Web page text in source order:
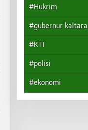
#Hukrim
#gubernur kaltara
#KTT
#polisi
#ekonomi